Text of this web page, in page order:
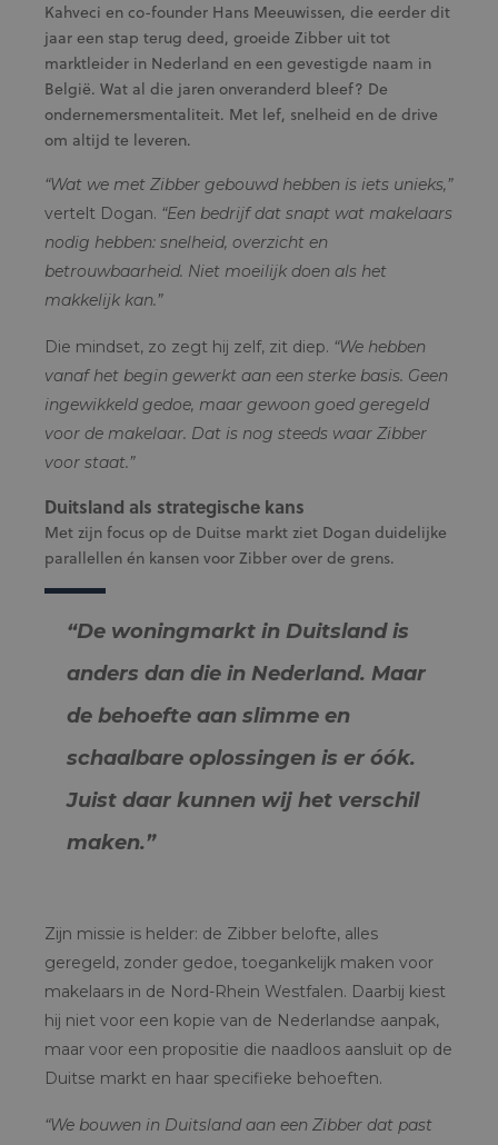
Kahveci en co-founder Hans Meeuwissen, die eerder dit
jaar een stap terug deed, groeide Zibber uit tot
marktleider in Nederland en een gevestigde naam in
België. Wat al die jaren onveranderd bleef? De
ondernemersmentaliteit. Met lef, snelheid en de drive
om altijd te leveren.
“Wat we met Zibber gebouwd hebben is iets unieks,”
vertelt Dogan. “Een bedrijf dat snapt wat makelaars
nodig hebben: snelheid, overzicht en
betrouwbaarheid. Niet moeilijk doen als het
makkelijk kan.”
Die mindset, zo zegt hij zelf, zit diep. “We hebben
vanaf het begin gewerkt aan een sterke basis. Geen
ingewikkeld gedoe, maar gewoon goed geregeld
voor de makelaar. Dat is nog steeds waar Zibber
voor staat.”
Duitsland als strategische kans
Met zijn focus op de Duitse markt ziet Dogan duidelijke
parallellen én kansen voor Zibber over de grens.
“De woningmarkt in Duitsland is
anders dan die in Nederland. Maar
de behoefte aan slimme en
schaalbare oplossingen is er óók.
Juist daar kunnen wij het verschil
maken.”
Zijn missie is helder: de Zibber belofte, alles
geregeld, zonder gedoe, toegankelijk maken voor
makelaars in de Nord-Rhein Westfalen. Daarbij kiest
hij niet voor een kopie van de Nederlandse aanpak,
maar voor een propositie die naadloos aansluit op de
Duitse markt en haar specifieke behoeften.
“We bouwen in Duitsland aan een Zibber dat past